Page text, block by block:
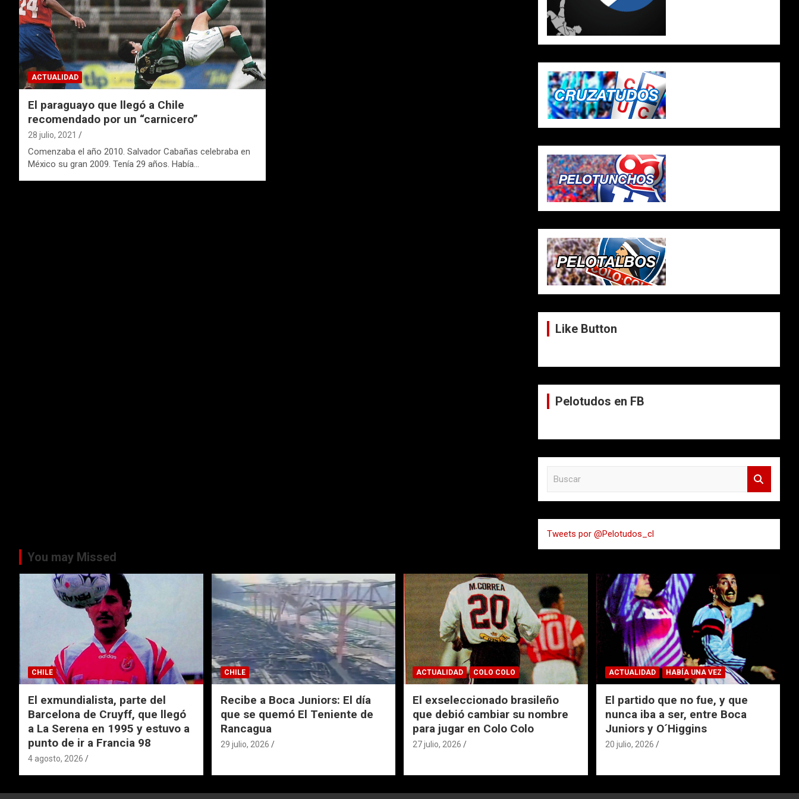
ACTUALIDAD
El paraguayo que llegó a Chile
recomendado por un “carnicero”
28 julio, 2021
Comenzaba el año 2010. Salvador Cabañas celebraba en
México su gran 2009. Tenía 29 años. Había…
Like Button
Pelotudos en FB
a
r
Tweets por @Pelotudos_cl
You may Missed
CHILE
El exmundialista, parte del
Barcelona de Cruyff, que llegó
a La Serena en 1995 y estuvo a
punto de ir a Francia 98
4 agosto, 2026
CHILE
Recibe a Boca Juniors: El día
que se quemó El Teniente de
Rancagua
29 julio, 2026
ACTUALIDAD COLO COLO
El exseleccionado brasileño
que debió cambiar su nombre
para jugar en Colo Colo
27 julio, 2026
ACTUALIDAD HABÍA UNA VEZ
El partido que no fue, y que
nunca iba a ser, entre Boca
Juniors y O´Higgins
20 julio, 2026